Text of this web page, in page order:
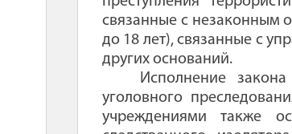
связанные с незаконным
до 18 лет), связанные с
других оснований.
Исполнение
уголовного
учреждениями также